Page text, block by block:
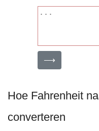
⟶
Hoe Fahrenheit
converteren